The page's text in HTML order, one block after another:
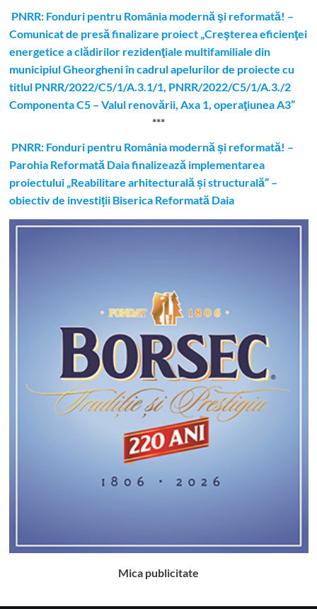
PNRR: Fonduri pentru România modernă şi reformată! –
Comunicat de presă finalizare proiect „Creşterea eficienţei
energetice a clădirilor rezidenţiale multifamiliale din
municipiul Gheorgheni în cadrul apelurilor de proiecte cu
titlul PNRR/2022/C5/1/A.3.1/1, PNRR/2022/C5/1/A.3./2
Componenta C5 – Valul renovării, Axa 1, operaţiunea A3”
***
PNRR: Fonduri pentru România modernă și reformată! –
Parohia Reformată Daia finalizează implementarea
proiectului „Reabilitare arhitecturală și structurală” –
obiectiv de investiții Biserica Reformată Daia
Mica publicitate